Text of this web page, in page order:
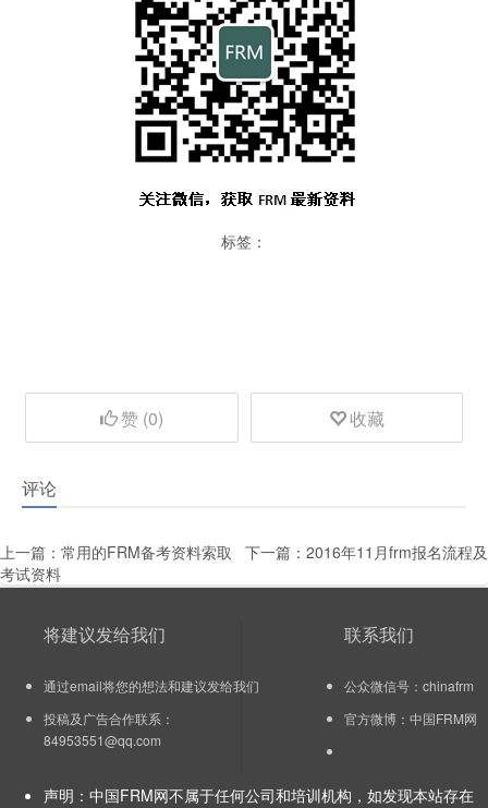
标签：
赞 (0) 收藏
评论
上一篇： 常用的FRM备考资料索取 下一篇： 2016年11月frm报名流程及
考试资料
将建议发给我们
通过email将您的想法和建议发给我们
投稿及广告合作联系：
84953551@qq.com
联系我们
公众微信号：chinafrm
官方微博： 中国FRM网
声明：中国FRM网不属于任何公司和培训机构，如发现本站存在